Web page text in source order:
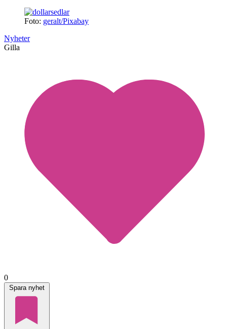
Foto: geralt/Pixabay
Nyheter
Gilla
0
Spara nyhet